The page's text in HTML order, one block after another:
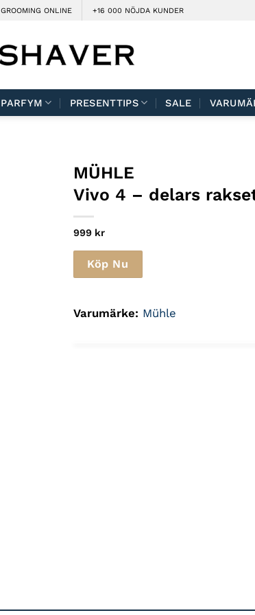
GROOMING ONLINE +16 000 NÖJDA KUNDER
PARFYM PRESENTTIPS SALE
MÜHLE
Vivo 4 – delars
999 kr
Köp Nu
Varumärke: Mühle